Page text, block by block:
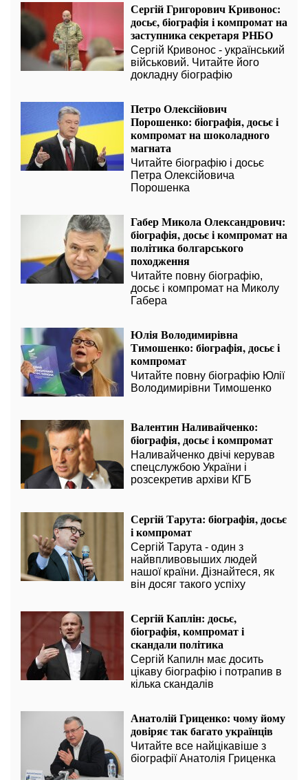
Сергій Григорович Кривонос:
досьє, біографія і компромат на
заступника секретаря РНБО
Сергій Кривонос - український
військовий. Читайте його
докладну біографію
Петро Олексійович
Порошенко: біографія, досьє і
компромат на шоколадного
магната
Читайте біографію і досьє
Петра Олексійовича
Порошенка
Габер Микола Олександрович:
біографія, досьє і компромат на
політика болгарського
походження
Читайте повну біографію,
досьє і компромат на Миколу
Габера
Юлія Володимирівна
Тимошенко: біографія, досьє і
компромат
Читайте повну біографію Юлії
Володимирівни Тимошенко
Валентин Наливайченко:
біографія, досьє і компромат
Наливайченко двічі керував
спецслужбою України і
розсекретив архіви КГБ
Сергій Тарута: біографія, досьє
і компромат
Сергій Тарута - один з
найвпливовыших людей
нашої країни. Дізнайтеся, як
він досяг такого успіху
Сергій Каплін: досьє,
біографія, компромат і
скандали політика
Сергій Капилн має досить
цікаву біографію і потрапив в
кілька скандалів
Анатолій Гриценко: чому йому
довіряє так багато українців
Читайте все найцікавіше з
біографії Анатолія Гриценка